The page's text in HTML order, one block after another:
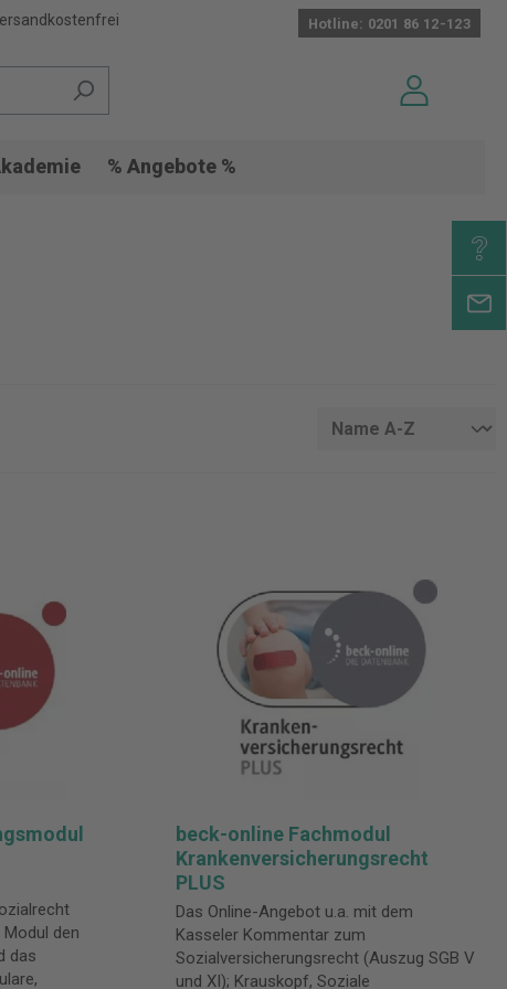
Hotline: 0201 86 12-123
% Angebote %
den
das
beck-online Fachmodul
Krankenversicherungsrecht
PLUS
Das Online-Angebot u.a. mit dem
Kasseler Kommentar zum
Sozialversicherungsrecht (Auszug SGB V
und XI); Krauskopf, Soziale